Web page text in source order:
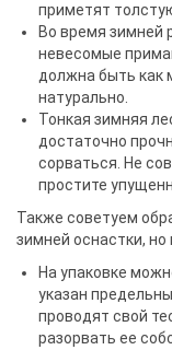
приметят
Во время зимней
невесомые
должна быть как
натурально.
Тонкая зимняя
достаточно
сорваться. Не
простите
Также советуем
зимней оснастки,
На упаковке
указан
проводят свой
разорвать ее